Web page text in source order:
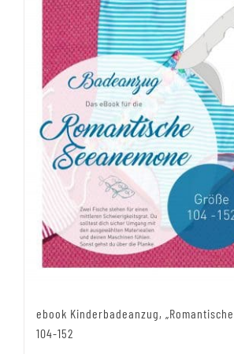
ebook Kinderbadeanzug,
104-152